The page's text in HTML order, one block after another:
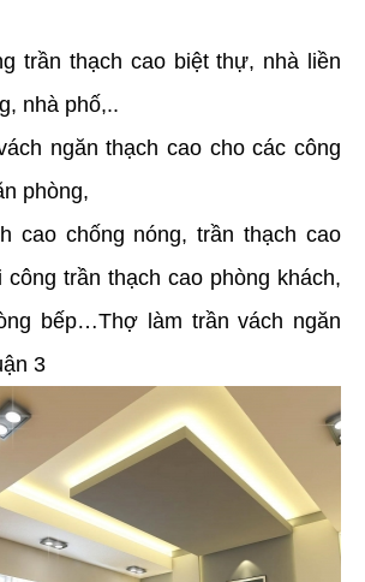
trần thạch cao biệt thự, nhà liền
nhà phố,..
ngăn thạch cao cho các công
phòng,
cao chống nóng, trần thạch cao
công trần thạch cao phòng khách,
bếp…Thợ làm trần vách ngăn
3